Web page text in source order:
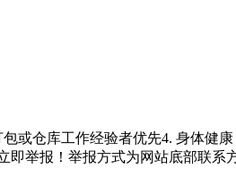
或仓库工作经验者优先4. 身体健
即举报！举报方式为网站底部联系